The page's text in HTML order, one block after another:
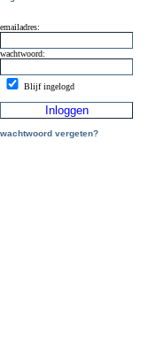
emailadres:
wachtwoord:
Blijf ingelogd
wachtwoord vergeten?